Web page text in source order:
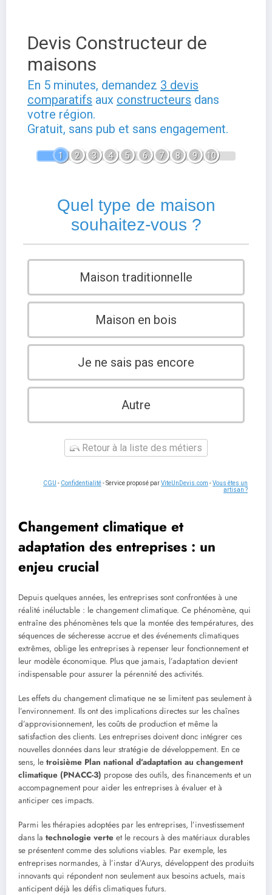
Devis Constructeur de
maisons
En 5 minutes, demandez 3 devis
comparatifs aux constructeurs dans
votre région.
Gratuit, sans pub et sans engagement.
1 2 3 4 5 6 7 8 9 10
Quel type de maison
souhaitez-vous ?
Maison traditionnelle
Maison en bois
Je ne sais pas encore
Autre
Retour à la liste des métiers
CGU - Confidentialité- Service proposé parViteUnDevis.com -Vous êtes un
artisan ?
Changement climatique et
adaptation des entreprises : un
enjeu crucial
Depuis quelques années, les entreprises sont confrontées à une
réalité inéluctable : le changement climatique. Ce phénomène, qui
entraîne des phénomènes tels que la montée des températures, des
séquences de sécheresse accrue et des événements climatiques
extrêmes, oblige les entreprises à repenser leur fonctionnement et
leur modèle économique. Plus que jamais, l’adaptation devient
indispensable pour assurer la pérennité des activités.
Les effets du changement climatique ne se limitent pas seulement à
l’environnement. Ils ont des implications directes sur les chaînes
d’approvisionnement, les coûts de production et même la
satisfaction des clients. Les entreprises doivent donc intégrer ces
nouvelles données dans leur stratégie de développement. En ce
sens, le troisième Plan national d’adaptation au changement
climatique (PNACC-3) propose des outils, des financements et un
accompagnement pour aider les entreprises à évaluer et à
anticiper ces impacts.
Parmi les thérapies adoptées par les entreprises, l’investissement
dans la technologie verte et le recours à des matériaux durables
se présentent comme des solutions viables. Par exemple, les
entreprises normandes, à l’instar d’Aurys, développent des produits
innovants qui répondent non seulement aux besoins actuels, mais
anticipent déjà les défis climatiques futurs.